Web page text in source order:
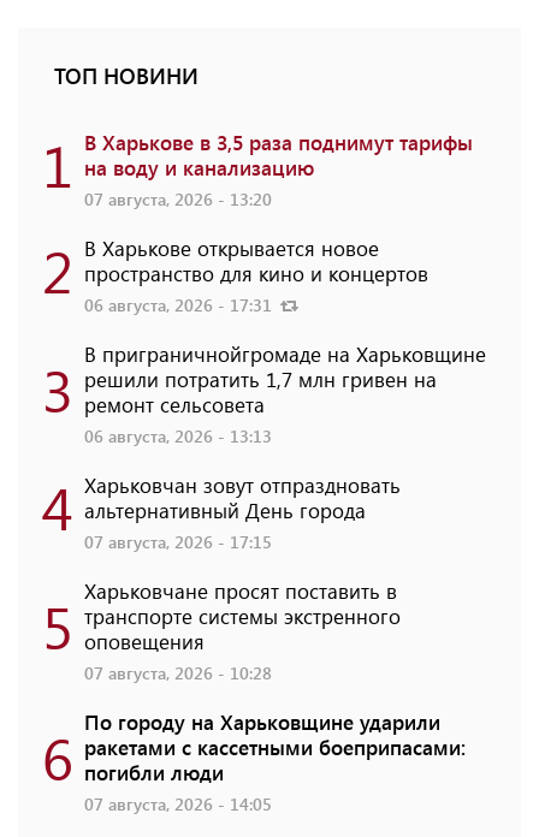
ТОП НОВИНИ
1 В Харькове в 3,5 раза поднимут тарифы
на воду и канализацию
07 августа, 2026 - 13:20
2 В Харькове открывается новое
пространство для кино и концертов
06 августа, 2026 - 17:31
3 В приграничнойгромаде на Харьковщине
решили потратить 1,7 млн ​​гривен на
ремонт сельсовета
06 августа, 2026 - 13:13
4 Харьковчан зовут отпраздновать
альтернативный День города
07 августа, 2026 - 17:15
5 Харьковчане просят поставить в
транспорте системы экстренного
оповещения
07 августа, 2026 - 10:28
6 По городу на Харьковщине ударили
ракетами с кассетными боеприпасами:
погибли люди
07 августа, 2026 - 14:05